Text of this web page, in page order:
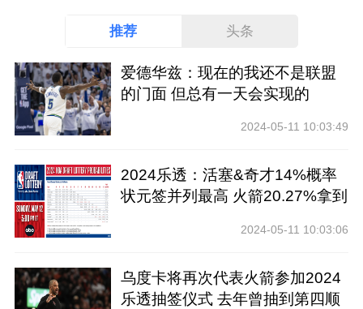
推荐 头条
爱德华兹：现在的我还不是联盟
的门面 但总有一天会实现的
2024-05-11 10:03:49
2024乐透：活塞&奇才14%概率
状元签并列最高 火箭20.27%拿到
2024-05-11 10:03:06
乌度卡将再次代表火箭参加2024
乐透抽签仪式 去年曾抽到第四顺